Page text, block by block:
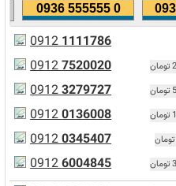
0936 555555 0
09121111786
09127520020
09123279727
09120136008
09120345407
09126004845